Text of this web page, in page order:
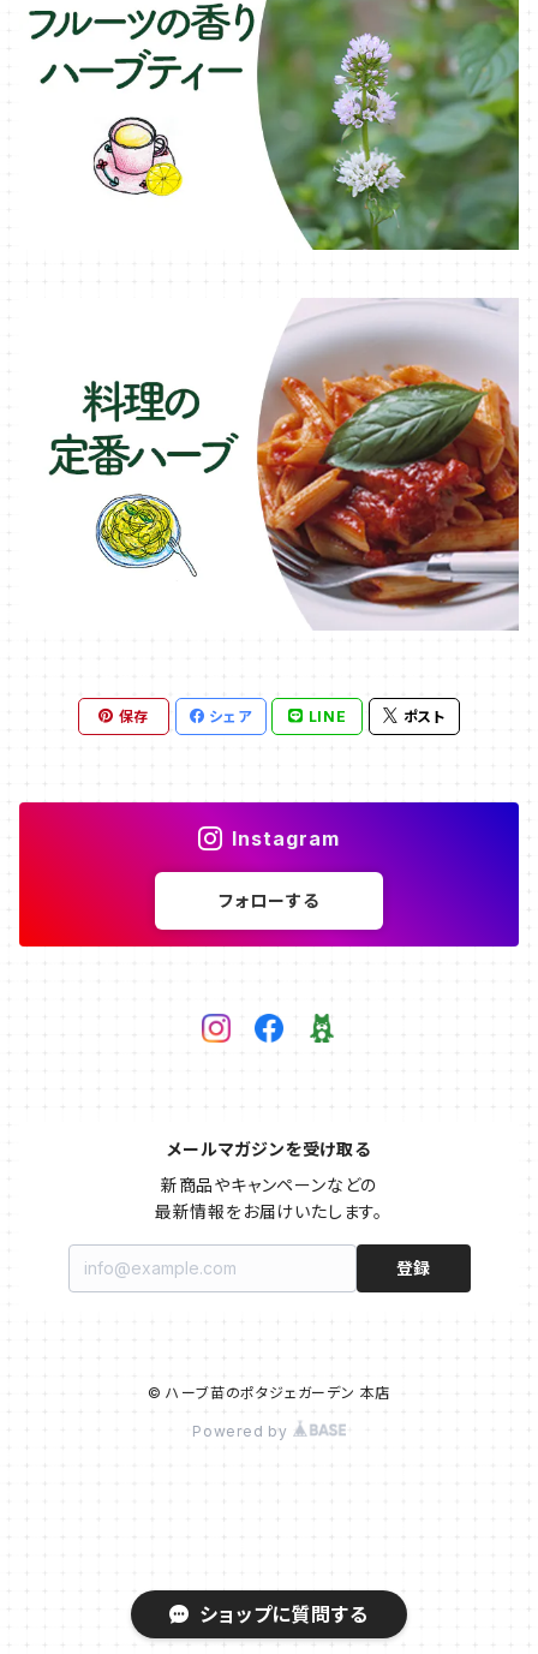
ショップに質問する
保存 シェア LINE ポスト
Instagram
フォローする
メールマガジンを受け取る
新商品やキャンペーンなどの
最新情報をお届けいたします。
登録
© ハーブ苗のポタジェガーデン 本店
Powered by